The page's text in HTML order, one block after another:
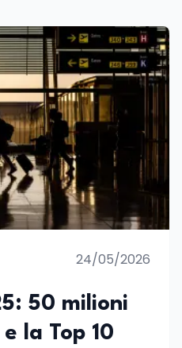
24/05/2026
50 milioni
la Top 10